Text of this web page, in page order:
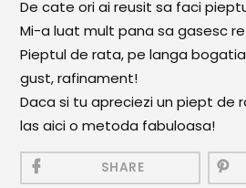
Aperitive Calde
Aperitive Reci
Mezeluri
Ronțăieli
Băuturi
De cate ori ai reusit sa faci
Mi-a luat mult pana sa gasesc
Pieptul de rata, pe langa
gust, rafinament!
Daca si tu apreciezi un piept de
las aici o metoda fabuloasa!
SHARE